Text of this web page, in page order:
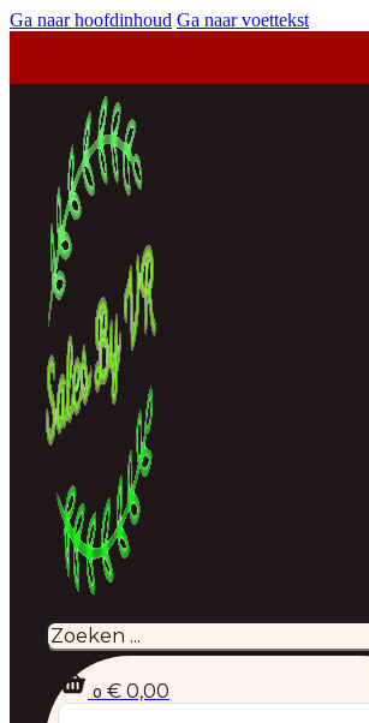
Ga naar hoofdinhoud Ga naar voettekst
0 € 0,00